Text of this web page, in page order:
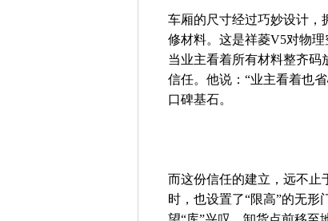
车厢的尺寸经过巧妙设计，
修材料。这是祥菱V5对物理
当业主看着所有材料整齐码
信任。他说：“业主看着也
口碑基石。
而这份信任的建立，远不止
时，也设置了“限高”的无